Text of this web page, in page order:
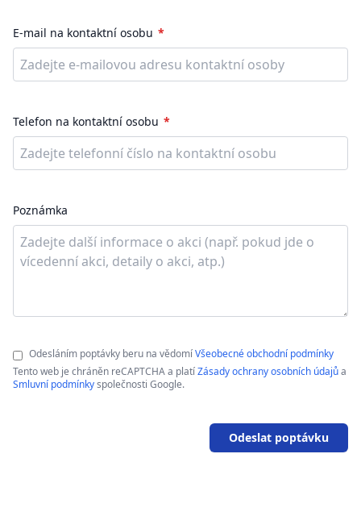
E-mail na kontaktní osobu
Telefon na kontaktní osobu
Poznámka
Odesláním poptávky beru na vědomíVšeobecné obchodní podmínky
Tento web je chráněn reCAPTCHA a platíZásady ochrany osobních údajůa
Smluvní podmínkyspolečnosti Google.
Odeslat poptávku